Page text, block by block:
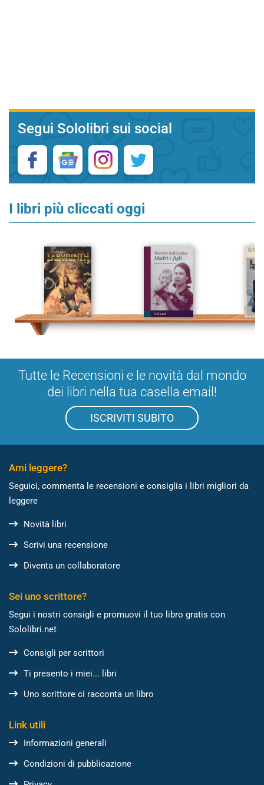
Segui Sololibri sui social
I libri più cliccati oggi
Tutte le Recensioni e le novità dal mondo
dei libri nella tua casella email!
ISCRIVITI SUBITO
Ami leggere?
Seguici, commenta le recensioni e consiglia i libri migliori da
leggere
Novità libri
Scrivi una recensione
Diventa un collaboratore
Sei uno scrittore?
Segui i nostri consigli e promuovi il tuo libro gratis con
Sololibri.net
Consigli per scrittori
Ti presento i miei... libri
Uno scrittore ci racconta un libro
Link utili
Informazioni generali
Condizioni di pubblicazione